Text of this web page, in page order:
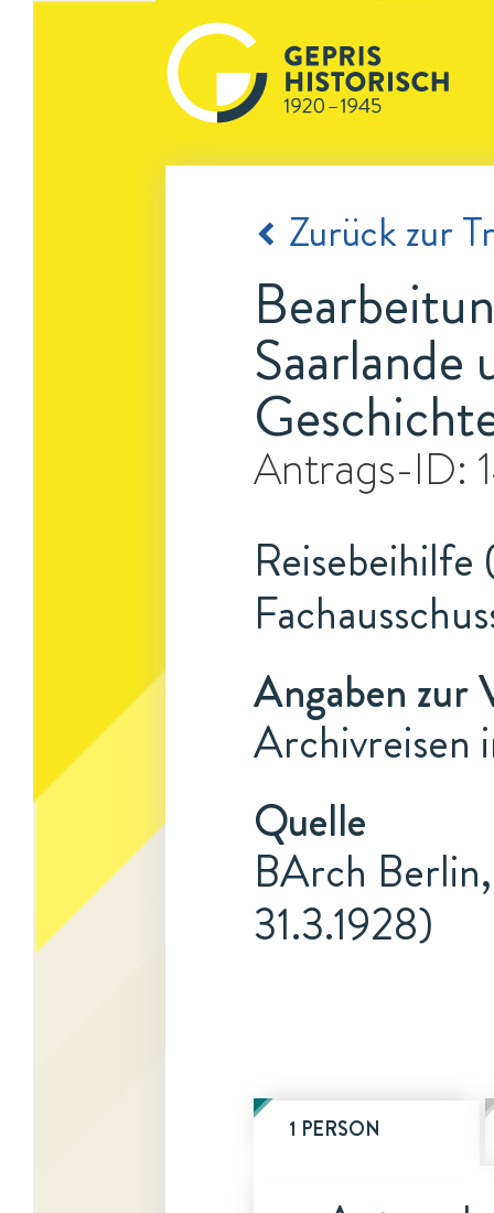
Zurück zur
Antrags-ID:
Angaben zur
Archivreisen
Quelle
BArch
31.3.1928)
1 PERSON